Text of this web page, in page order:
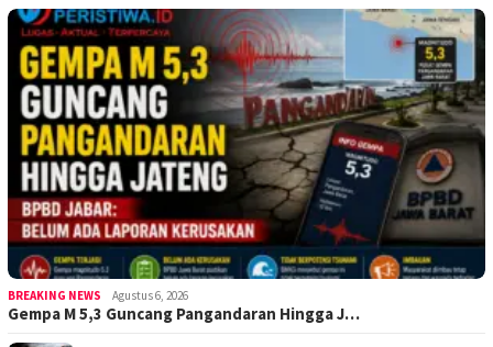
BREAKING NEWS Agustus 6, 2026
Gempa M 5,3 Guncang Pangandaran Hingga J…